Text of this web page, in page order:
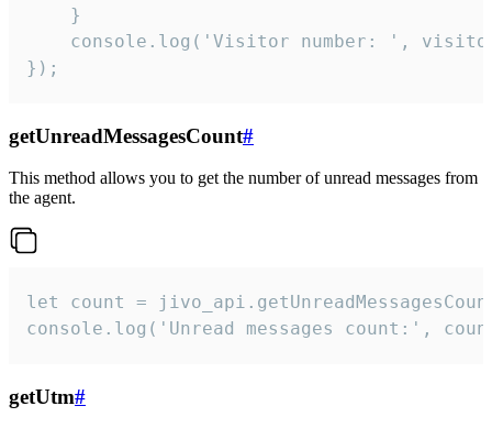
    }
console.log('Visitor number: ',
});
getUnreadMessagesCount#
This method allows you to get the number of unread messages from
the agent.
let count =
console.log('Unread messages count:',
getUtm#